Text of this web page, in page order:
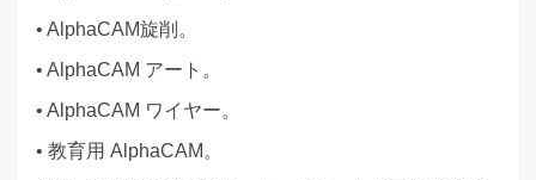
• AlphaCAM旋削。
• AlphaCAM アート。
• AlphaCAM ワイヤー。
• 教育用 AlphaCAM。